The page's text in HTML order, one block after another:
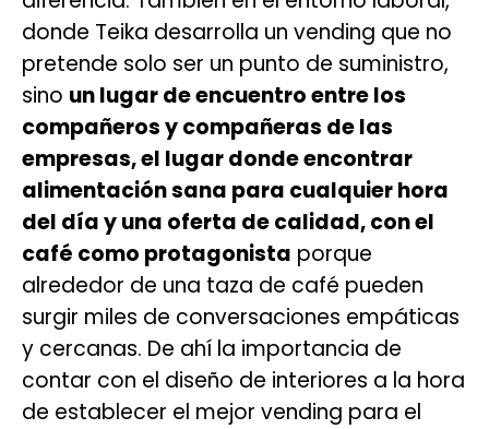
donde Teika desarrolla un vending que no
pretende solo ser un punto de suministro,
sino un lugar de encuentro entre los
compañeros y compañeras de las
empresas, el lugar donde encontrar
alimentación sana para cualquier hora
del día y una oferta de calidad, con el
café como protagonista porque
alrededor de una taza de café pueden
surgir miles de conversaciones empáticas
y cercanas. De ahí la importancia de
contar con el diseño de interiores a la hora
de establecer el mejor vending para el